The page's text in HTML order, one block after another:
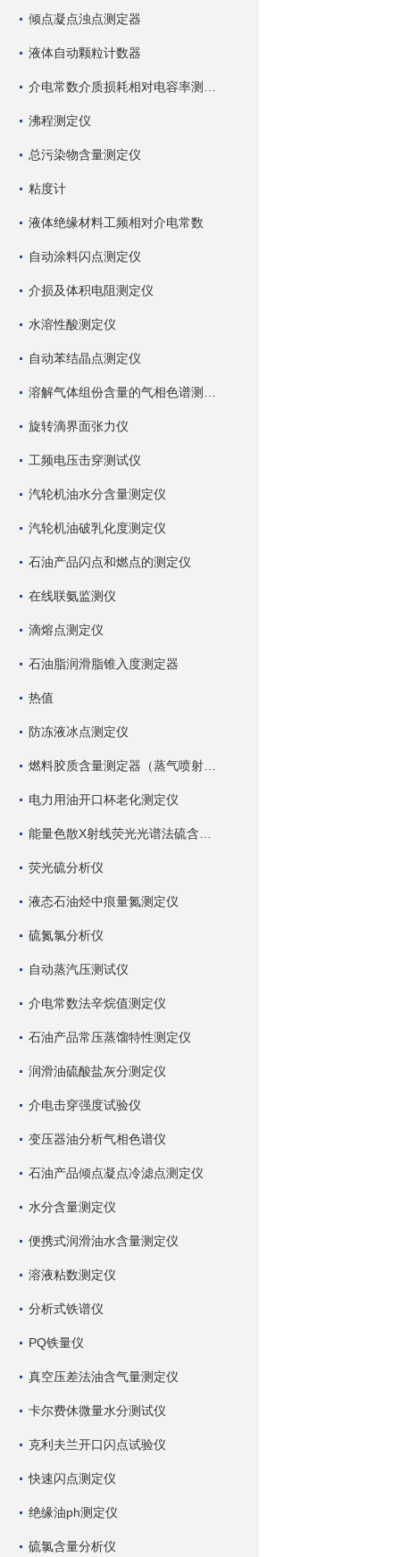
倾点凝点浊点测定器
液体自动颗粒计数器
沸程测定仪
总污染物含量测定仪
粘度计
液体绝缘材料工频相对介电常数
自动涂料闪点测定仪
介损及体积电阻测定仪
水溶性酸测定仪
自动苯结晶点测定仪
旋转滴界面张力仪
工频电压击穿测试仪
汽轮机油水分含量测定仪
汽轮机油破乳化度测定仪
石油产品闪点和燃点的测定仪
在线联氨监测仪
滴熔点测定仪
石油脂润滑脂锥入度测定器
热值
防冻液冰点测定仪
电力用油开口杯老化测定仪
荧光硫分析仪
液态石油烃中痕量氮测定仪
硫氮氯分析仪
自动蒸汽压测试仪
介电常数法辛烷值测定仪
石油产品常压蒸馏特性测定仪
润滑油硫酸盐灰分测定仪
介电击穿强度试验仪
变压器油分析气相色谱仪
石油产品倾点凝点冷滤点测定仪
水分含量测定仪
便携式润滑油水含量测定仪
溶液粘数测定仪
分析式铁谱仪
PQ铁量仪
真空压差法油含气量测定仪
卡尔费休微量水分测试仪
克利夫兰开口闪点试验仪
快速闪点测定仪
绝缘油ph测定仪
硫氯含量分析仪